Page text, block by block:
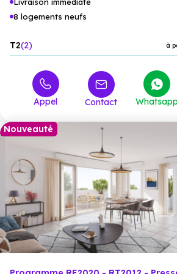
8 logements neufs
T2 2 à
à
Appel Contact Whatsapp
Nouveauté